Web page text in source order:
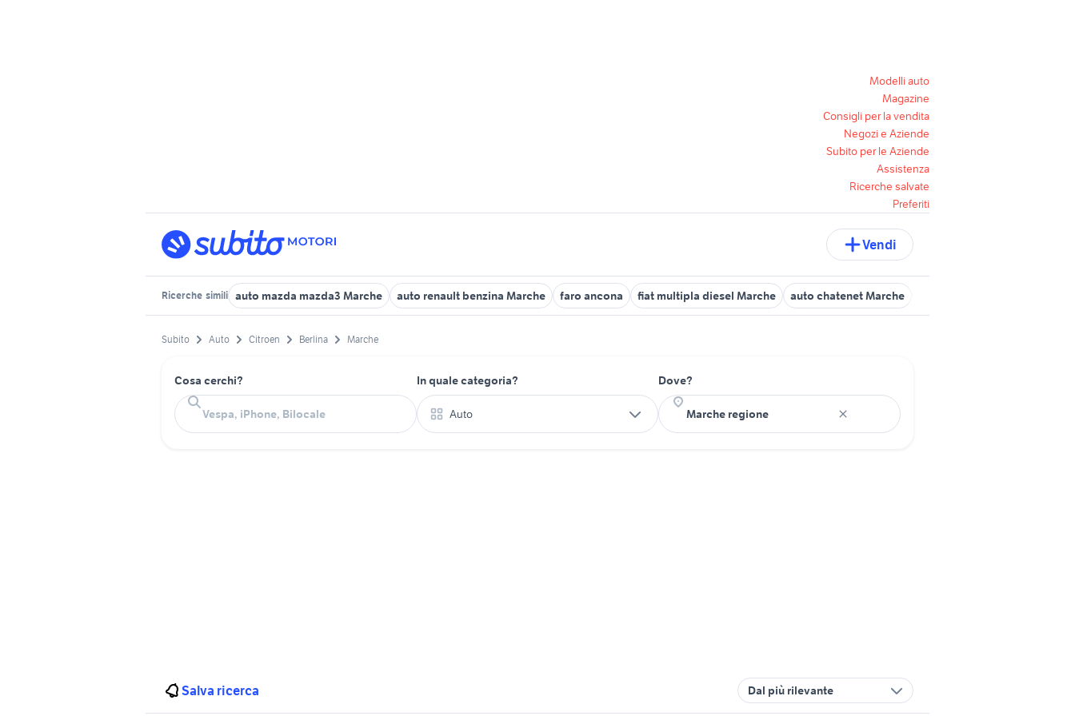
Modelli auto
Magazine
Consigli per la vendita
Negozi e Aziende
Subito per le Aziende
Assistenza
Ricerche salvate
Preferiti
Vendi
Ricerche simili auto mazda mazda3 Marche auto renault benzina Marche faro ancona fiat multipla diesel Marche auto chatenet Marche
Subito Auto Citroen Berlina Marche
Cosa cerchi? In quale categoria?
Auto
Dove?
Salva ricerca Dal più rilevante